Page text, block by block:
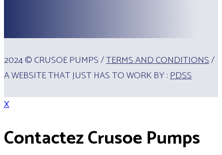
2024 © CRUSOE PUMPS /TERMS AND CONDITIONS/
A WEBSITE THAT JUST HAS TO WORK BY :PDSS
X
Contactez Crusoe Pumps